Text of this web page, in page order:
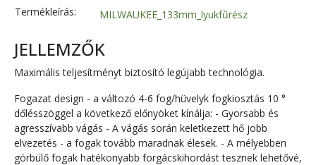
Termékleírás: MILWAUKEE_133mm_lyukfűrész
JELLEMZŐK
Maximális teljesítményt biztosító legújabb technológia.
Fogazat design - a változó 4-6 fog/hüvelyk fogkiosztás 10 °
dőlésszöggel a következő előnyöket kínálja: - Gyorsabb és
agresszívabb vágás - A vágás során keletkezett hő jobb
elvezetés - a fogak tovább maradnak élesek. - A mélyebben
görbülő fogak hatékonyabb forgácskihordást tesznek lehetővé,